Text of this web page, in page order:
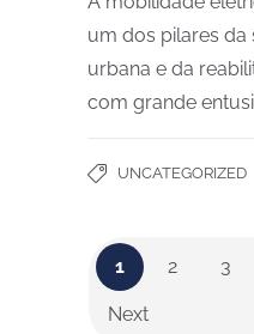
um dos pilares da
urbana e da
com grande
UNCATEGORIZED
1 2 3
Next